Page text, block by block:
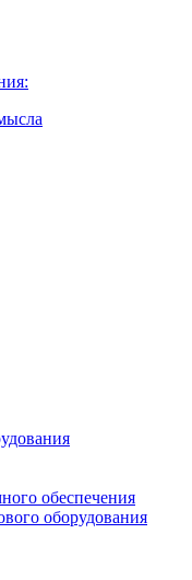
обеспечения
оборудования